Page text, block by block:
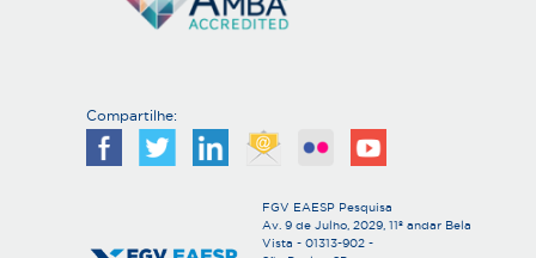
Compartilhe:
FGV EAESP Pesquisa
Av. 9 de Julho, 2029, 11º andar Bela
Vista - 01313-902 -